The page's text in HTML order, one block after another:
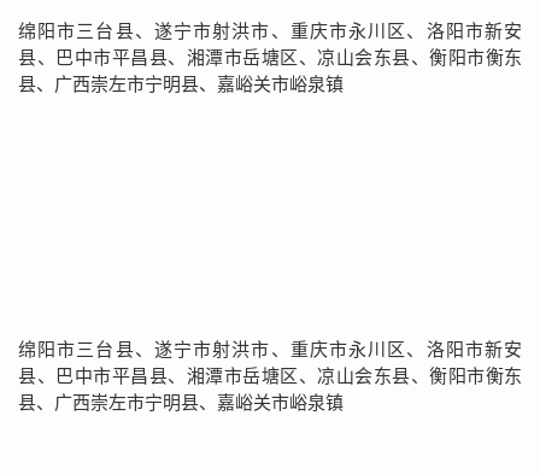
绵阳市三台县、遂宁市射洪市、重庆市永川区、洛阳市新安
县、巴中市平昌县、湘潭市岳塘区、凉山会东县、衡阳市衡东
县、广西崇左市宁明县、嘉峪关市峪泉镇
绵阳市三台县、遂宁市射洪市、重庆市永川区、洛阳市新安
县、巴中市平昌县、湘潭市岳塘区、凉山会东县、衡阳市衡东
县、广西崇左市宁明县、嘉峪关市峪泉镇